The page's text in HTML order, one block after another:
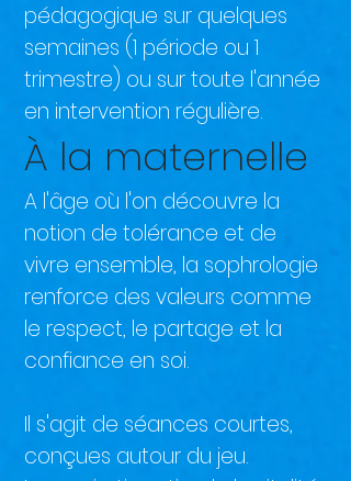
pédagogique sur quelques
semaines (1 période ou 1
trimestre) ou sur toute l'année
en intervention régulière.
À la maternelle
A l'âge où l'on découvre la
notion de tolérance et de
vivre ensemble, la sophrologie
renforce des valeurs comme
le respect, le partage et la
confiance en soi.
Il s'agit de séances courtes,
conçues autour du jeu.